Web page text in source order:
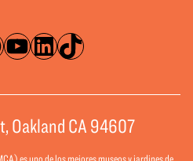
YouTube
LinkedIn
TikTok
Oakland CA 94607